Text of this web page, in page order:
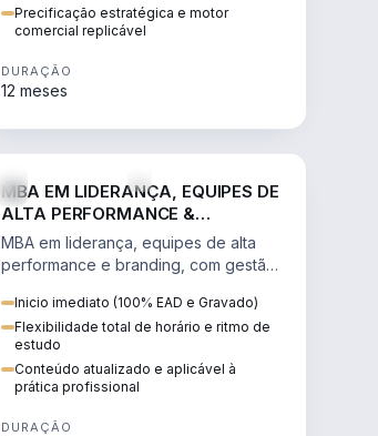
Precificação estratégica e motor
comercial replicável
DURAÇÃO
12 meses
MBA EM LIDERANÇA, EQUIPES DE
ALTA PERFORMANCE &
BRANDING
MBA em liderança, equipes de alta
performance e branding, com gestão
e comunicação persuasiva.
Inicio imediato (100% EAD e Gravado)
Flexibilidade total de horário e ritmo de
estudo
Conteúdo atualizado e aplicável à
prática profissional
DURAÇÃO